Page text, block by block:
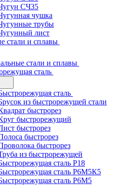
СЧ35
чушка
трубы
лист
стали и сплавы
стали и сплавы
сталь
сталь
из быстрорежущей стали
быстрорез
быстрорежущий
быстрорез
быстрорез
быстрорез
из быстрорежущей
сталь Р18
сталь Р6М5К5
сталь Р6М5